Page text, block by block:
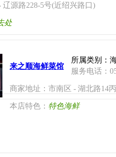
源路228-5号(近绍兴路口)
处
来之顺海鲜菜馆
所属类别：
服务电话：
商家地址：市南区 - 湖北路14丙
本店特色： 特色海鲜